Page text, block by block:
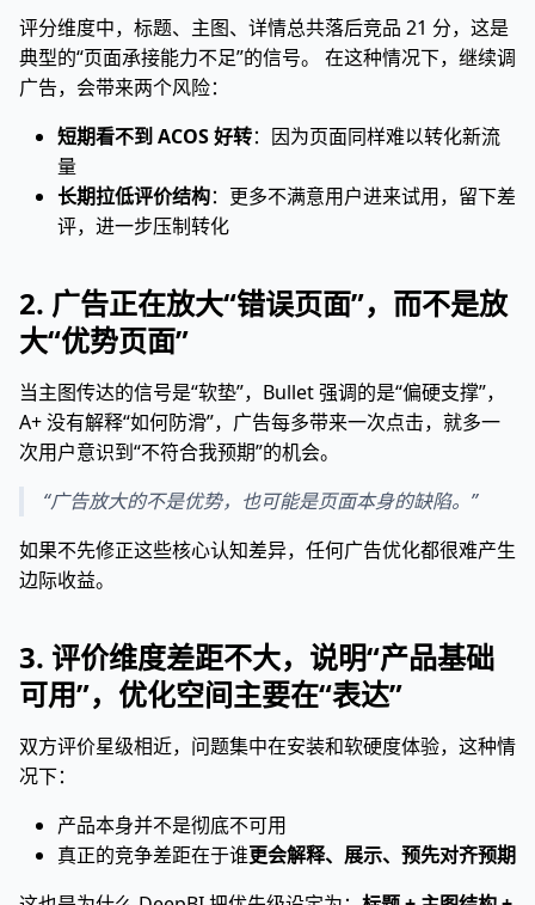
评分维度中，标题、主图、详情总共落后竞品 21 分，这是
典型的“页面承接能力不足”的信号。 在这种情况下，继续调
广告，会带来两个风险：
短期看不到 ACOS 好转：因为页面同样难以转化新流
量
长期拉低评价结构：更多不满意用户进来试用，留下差
评，进一步压制转化
2. 广告正在放大“错误页面”，而不是放
大“优势页面”
当主图传达的信号是“软垫”，Bullet 强调的是“偏硬支撑”，
A+ 没有解释“如何防滑”，广告每多带来一次点击，就多一
次用户意识到“不符合我预期”的机会。
“广告放大的不是优势，也可能是页面本身的缺陷。”
如果不先修正这些核心认知差异，任何广告优化都很难产生
边际收益。
3. 评价维度差距不大，说明“产品基础
可用”，优化空间主要在“表达”
双方评价星级相近，问题集中在安装和软硬度体验，这种情
况下：
产品本身并不是彻底不可用
真正的竞争差距在于谁更会解释、展示、预先对齐预期